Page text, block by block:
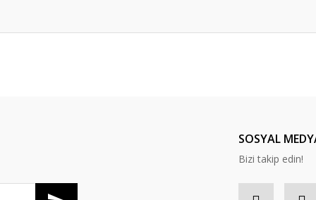
SOSYAL
Bizi takip edin!